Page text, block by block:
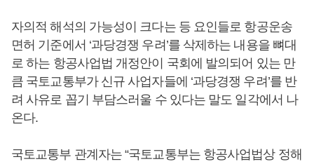
자의적 해석의 가능성이 크다는 등 요인들로 항공운송
면허 기준에서 ‘과당경쟁 우려’를 삭제하는 내용을 뼈대
로 하는 항공사업법 개정안이 국회에 발의되어 있는 만
큼 국토교통부가 신규 사업자들에 ‘과당경쟁 우려’를 반
려 사유로 꼽기 부담스러울 수 있다는 말도 일각에서 나
온다.
국토교통부 관계자는 “국토교통부는 항공사업법상 정해